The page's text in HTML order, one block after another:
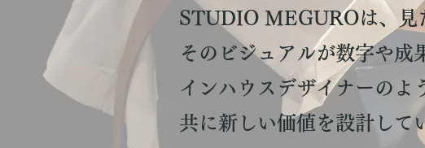
STUDIO MEGUROは、見
そのビジュアルが数字や成
インハウスデザイナーのよ
共に新しい価値を設計して